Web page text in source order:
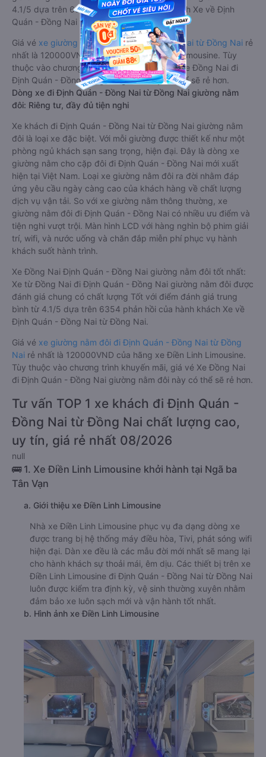
4.1/5 dựa trên 6354 phản hồi của hành khách Xe về Định
Quán - Đồng Nai từ Đồng Nai.
Giá vé xe giường nằm đi Định Quán - Đồng Nai từ Đồng Nai rẻ
nhất là 120000VND của hãng xe Điền Linh Limousine. Tùy
thuộc vào chương trình khuyến mãi, giá vé Xe Đồng Nai đi
Định Quán - Đồng Nai giường nằm này có thể sẽ rẻ hơn.
Dòng xe đi Định Quán - Đồng Nai từ Đồng Nai giường nằm
đôi: Riêng tư, đầy đủ tiện nghi
Xe khách đi Định Quán - Đồng Nai từ Đồng Nai giường nằm
đôi là loại xe đặc biệt. Với mỗi giường được thiết kế như một
phòng ngủ khách sạn sang trọng, hiện đại. Đây là dòng xe
giường nằm cho cặp đôi đi Định Quán - Đồng Nai mới xuất
hiện tại Việt Nam. Loại xe giường nằm đôi ra đời nhằm đáp
ứng yêu cầu ngày càng cao của khách hàng về chất lượng
dịch vụ vận tải. So với xe giường nằm thông thường, xe
giường nằm đôi đi Định Quán - Đồng Nai có nhiều ưu điểm và
tiện nghi vượt trội. Màn hình LCD với hàng nghìn bộ phim giải
trí, wifi, và nước uống và chăn đắp miễn phí phục vụ hành
khách suốt hành trình.
Xe Đồng Nai Định Quán - Đồng Nai giường nằm đôi tốt nhất:
Xe từ Đồng Nai đi Định Quán - Đồng Nai giường nằm đôi được
đánh giá chung có chất lượng Tốt với điểm đánh giá trung
bình từ 4.1/5 dựa trên 6354 phản hồi của hành khách Xe về
Định Quán - Đồng Nai từ Đồng Nai.
Giá vé xe giường nằm đôi đi Định Quán - Đồng Nai từ Đồng
Nai rẻ nhất là 120000VND của hãng xe Điền Linh Limousine.
Tùy thuộc vào chương trình khuyến mãi, giá vé Xe Đồng Nai
đi Định Quán - Đồng Nai giường nằm đôi này có thể sẽ rẻ hơn.
Tư vấn TOP 1 xe khách đi Định Quán -
Đồng Nai từ Đồng Nai chất lượng cao,
uy tín, giá rẻ nhất 08/2026
null
🚌 1. Xe Điền Linh Limousine khởi hành tại Ngã ba
Tân Vạn
a. Giới thiệu xe Điền Linh Limousine
Nhà xe Điền Linh Limousine phục vụ đa dạng dòng xe
được trang bị hệ thống máy điều hòa, Tivi, phát sóng wifi
hiện đại. Dàn xe đều là các mẫu đời mới nhất sẽ mang lại
cho hành khách sự thoải mái, êm dịu. Các thiết bị trên xe
Điền Linh Limousine đi Định Quán - Đồng Nai từ Đồng Nai
luôn được kiểm tra định kỳ, vệ sinh thường xuyên nhằm
đảm bảo xe luôn sạch mới và vận hành tốt nhất.
b. Hình ảnh xe Điền Linh Limousine